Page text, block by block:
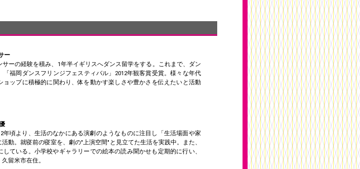
ー
ーの経験を積み、1年半イギリスへダンス留学をする。これまで、ダン
「福岡ダンスフリンジフェスティバル」2012年観客賞受賞。様々な年代
ョップに積極的に関わり、体を動かす楽しさや豊かさを伝えたいと活動
年頃より、生活のなかにある演劇のようなものに注目し「生活場面や家
動。就寝前の寝室を、劇の"上演空間"と見立てた生活を実践中。また、
ている。小学校やギャラリーでの絵本の読み聞かせも定期的に行い、
留米市在住。